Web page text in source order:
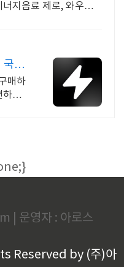
지음료 제로, 와우회
국내
매하
게!
| 운영자 : 아로스
Reserved by (주)아